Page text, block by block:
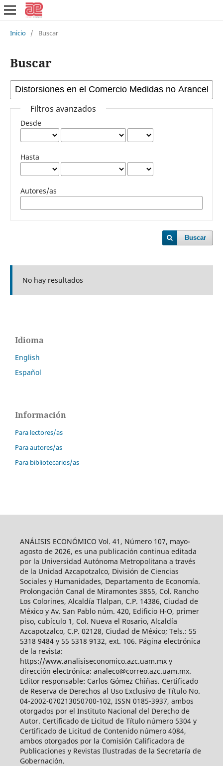
Inicio / Buscar
Buscar
Filtros avanzados
Desde
Hasta
Autores/as
Buscar
No hay resultados
Idioma
English
Español
Información
Para lectores/as
Para autores/as
Para bibliotecarios/as
ANÁLISIS ECONÓMICO Vol. 41, Número 107, mayo-
agosto de 2026, es una publicación continua editada
por la Universidad Autónoma Metropolitana a través
de la Unidad Azcapotzalco, División de Ciencias
Sociales y Humanidades, Departamento de Economía.
Prolongación Canal de Miramontes 3855, Col. Rancho
Los Colorines, Alcaldía Tlalpan, C.P. 14386, Ciudad de
México y Av. San Pablo núm. 420, Edificio H-O, primer
piso, cubículo 1, Col. Nueva el Rosario, Alcaldía
Azcapotzalco, C.P. 02128, Ciudad de México; Tels.: 55
5318 9484 y 55 5318 9132, ext. 106. Página electrónica
de la revista:
https://www.analisiseconomico.azc.uam.mx y
dirección electrónica: analeco@correo.azc.uam.mx.
Editor responsable: Carlos Gómez Chiñas. Certificado
de Reserva de Derechos al Uso Exclusivo de Título No.
04-2002-070213050700-102, ISSN 0185-3937, ambos
otorgados por el Instituto Nacional del Derecho de
Autor. Certificado de Licitud de Título número 5304 y
Certificado de Licitud de Contenido número 4084,
ambos otorgados por la Comisión Calificadora de
Publicaciones y Revistas Ilustradas de la Secretaría de
Gobernación.